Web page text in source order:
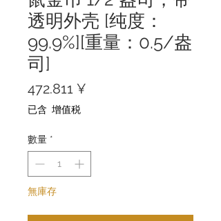
透明外壳 [纯度：
99.9%][重量：0.5/盎
司]
472.811 ¥
已含 增值税
數量 *
無庫存